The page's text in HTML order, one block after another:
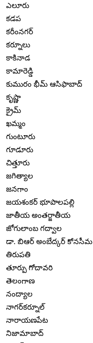
ఎలూరు
కడప
కరీంనగర్
కర్నూలు
కాకినాడ
కామారెడ్డి
కుమురం భీమ్ ఆసిఫాబాద్
కృష్ణా
క్రైమ్
ఖమ్మం
గుంటూరు
గూడూరు
చిత్తూరు
జగిత్యాల
జనగాం
జయశంకర్ భూపాలపల్లి
జాతీయ అంతర్జాతీయ
జోగులాంబ గద్వాల
డా. బిఆర్ అంబేద్కర్ కోనసీమ
తిరుపతి
తూర్పు గోదావరి
తెలంగాణ
నంద్యాల
నాగర్‌కర్నూల్
నారాయణపేట
నిజామాబాద్